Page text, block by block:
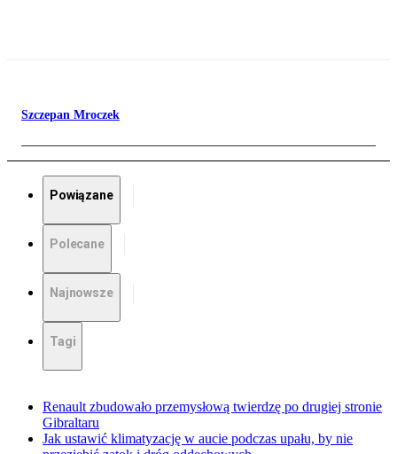
Szczepan Mroczek
Powiązane
Polecane
Najnowsze
Tagi
Renault zbudowało przemysłową twierdzę po drugiej stronie
Gibraltaru
Jak ustawić klimatyzację w aucie podczas upału, by nie